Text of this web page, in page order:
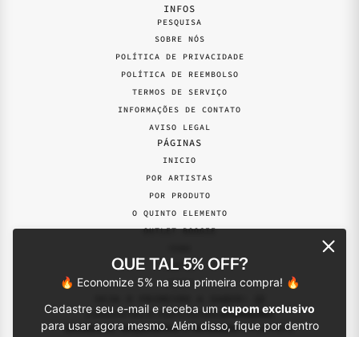
QUE TAL 5% OFF?
🔥 Economize 5% na sua primeira compra! 🔥
Cadastre seu e-mail e receba um cupom exclusivo
para usar agora mesmo. Além disso, fique por dentro
INFOS
PESQUISA
SOBRE NÓS
POLÍTICA DE PRIVACIDADE
POLÍTICA DE REEMBOLSO
TERMOS DE SERVIÇO
INFORMAÇÕES DE CONTATO
AVISO LEGAL
PÁGINAS
INICIO
POR ARTISTAS
POR PRODUTO
O QUINTO ELEMENTO
OUTLET BOOGIE
PERFIL
VINIS
Cadastre seu e-mail e receba promoções
exclusivas, lançamentos e novidadesem primeira